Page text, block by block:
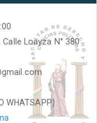
Loayza N° 380
WHATSAPP)